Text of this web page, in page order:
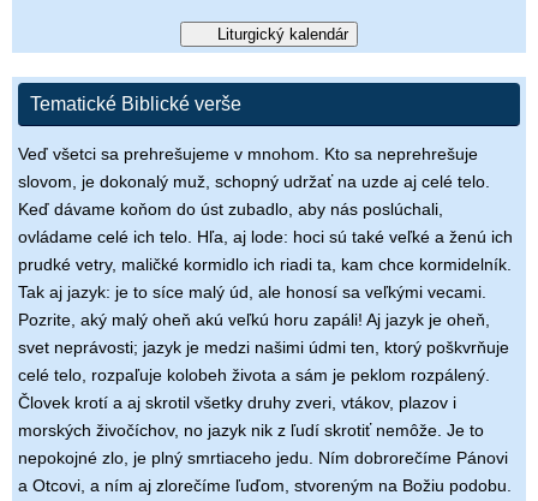
Liturgický kalendár
Tematické Biblické verše
Veď všetci sa prehrešujeme v mnohom. Kto sa neprehrešuje
slovom, je dokonalý muž, schopný udržať na uzde aj celé telo.
Keď dávame koňom do úst zubadlo, aby nás poslúchali,
ovládame celé ich telo. Hľa, aj lode: hoci sú také veľké a ženú ich
prudké vetry, maličké kormidlo ich riadi ta, kam chce kormidelník.
Tak aj jazyk: je to síce malý úd, ale honosí sa veľkými vecami.
Pozrite, aký malý oheň akú veľkú horu zapáli! Aj jazyk je oheň,
svet neprávosti; jazyk je medzi našimi údmi ten, ktorý poškvrňuje
celé telo, rozpaľuje kolobeh života a sám je peklom rozpálený.
Človek krotí a aj skrotil všetky druhy zveri, vtákov, plazov i
morských živočíchov, no jazyk nik z ľudí skrotiť nemôže. Je to
nepokojné zlo, je plný smrtiaceho jedu. Ním dobrorečíme Pánovi
a Otcovi, a ním aj zlorečíme ľuďom, stvoreným na Božiu podobu.